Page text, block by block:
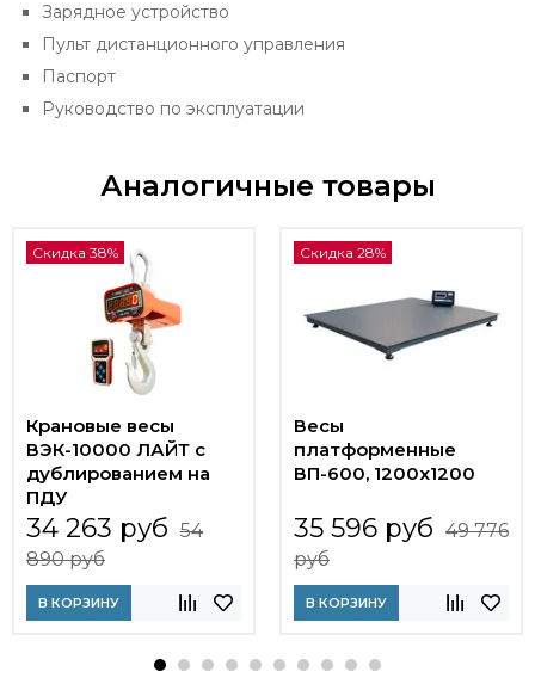
Зарядное устройство
Пульт дистанционного управления
Паспорт
Руководство по эксплуатации
Аналогичные товары
Скидка 38%
Крановые весы
ВЭК-10000 ЛАЙТ c
дублированием на
ПДУ
34 263 руб 54
890 руб
В КОРЗИНУ
Скидка 28%
Весы
платформенные
ВП-600, 1200x1200
35 596 руб 49 776
руб
В КОРЗИНУ